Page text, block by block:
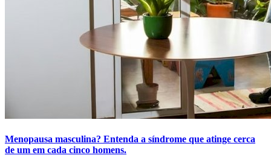
Menopausa masculina? Entenda a síndrome que atinge cerca
de um em cada cinco homens.